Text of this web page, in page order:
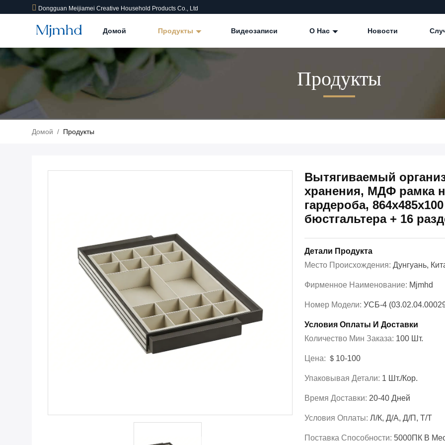
Dongguan Meijiamei Creative Household Products Co., Ltd
Домой Продукты Видеозаписи О Нас Новости
Продукты
Домой / Продукты
Вытягиваемый
хранения, МДФ рамка
гардероба,
бюстгальтера + 16
Детали Продукта
Место Происхождения: Дунгуань,
Фирменное Наименование: Mjmhd
Номер Модели: УСБ-4
Условия Оплаты И Доставки
Количество Мин Заказа: 100 Шт.
Цена: ＄10-100
Упаковывая Детали: 1 Шт./кор.
Время Доставки: 20-40 Дней
Условия Оплаты: Л/К, Д/А, Д/П, Т/Т
Поставка Способности: 5000ПК В